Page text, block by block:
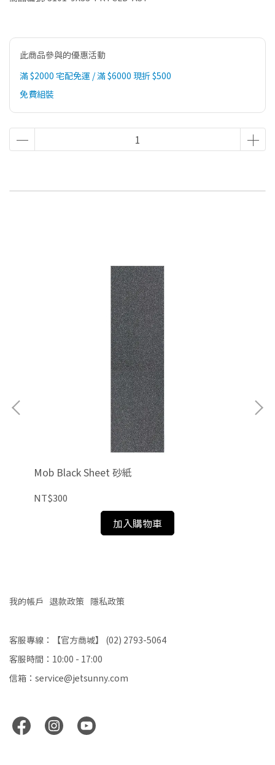
此商品參與的優惠活動
滿 $2000 宅配免運 / 滿 $6000 現折 $500
免費組裝
Mob Black Sheet 砂紙
NT$300
加入購物車
我的帳戶 退款政策 隱私政策
客服專線：【官方商城】 (02) 2793-5064
客服時間：10:00 - 17:00
信箱：service@jetsunny.com